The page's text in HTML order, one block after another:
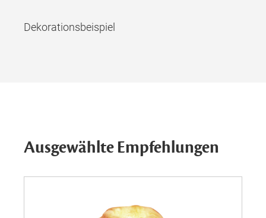
Dekorationsbeispiel
Ausgewählte Empfehlungen